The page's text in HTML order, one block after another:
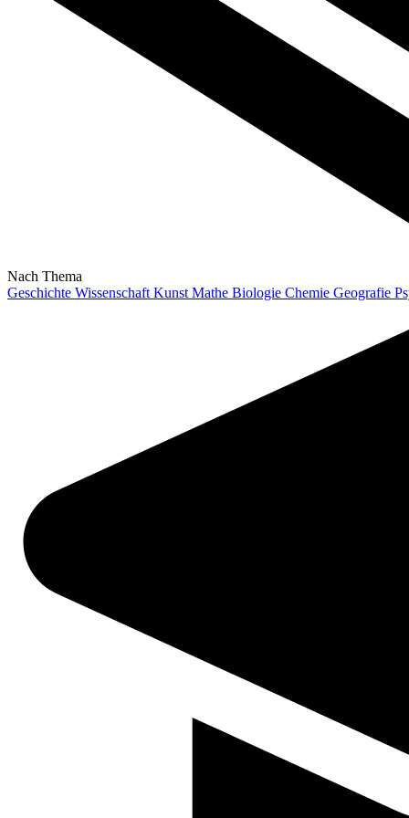
Nach Thema
Geschichte Wissenschaft Kunst Mathe Biologie Chemie Geografie